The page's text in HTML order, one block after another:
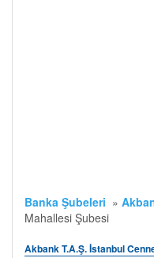
Banka Şubeleri »
Mahallesi Şubesi
Akbank T.A.Ş. İstanbul